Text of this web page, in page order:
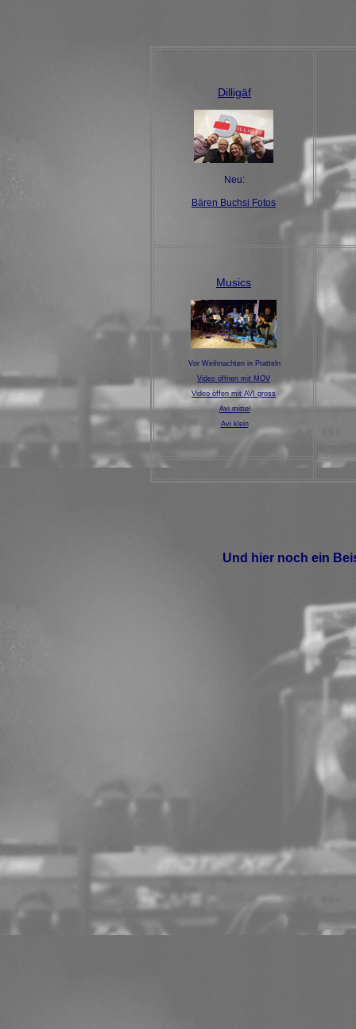
Dilligäf
Neu:
Bären Buchsi Fotos
Musics
Vor Weihnachten in Pratteln
Video öffnen mit MOV
Video öffen mit AVI gross
Avi mittel
Avi klein
Und hier noch ein